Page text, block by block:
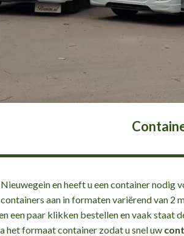
en heeft u een container
aan in formaten variërend van
een paar klikken bestellen en vaak staat
het formaat container zodat u snel uw